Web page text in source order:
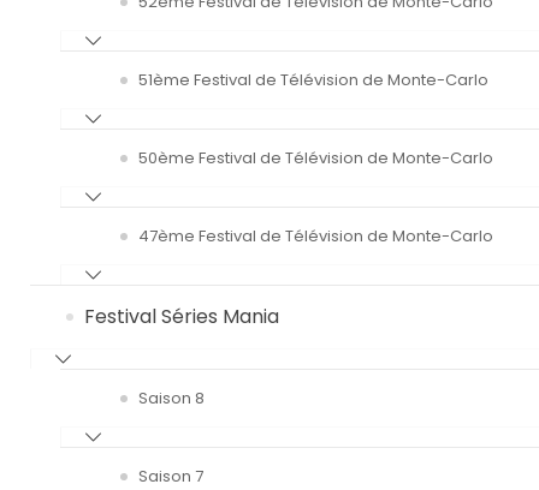
51ème Festival de Télévision de Monte-Carlo
50ème Festival de Télévision de Monte-Carlo
47ème Festival de Télévision de Monte-Carlo
Festival Séries Mania
Saison 8
Saison 7